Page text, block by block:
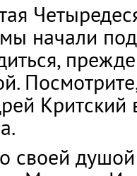
начали
Критский
своей